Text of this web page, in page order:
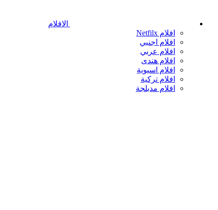
الافلام
افلام Netfilx
افلام اجنبي
افلام عربي
افلام هندى
افلام اسيوية
افلام تركية
افلام مدبلجة